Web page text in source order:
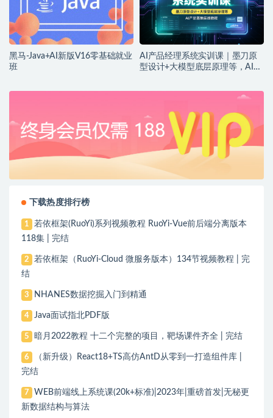
黑马-Java+AI新版V16零基础就业
班
AI产品经理系统实训课｜墨刀原
型设计+大模型底层原理等，AI产
下载热度排行榜
1
若依框架(RuoYi)系列视频教程 RuoYi-Vue前后端分离版本
118集 | 完结
2
若依框架（RuoYi-Cloud 微服务版本）134节视频教程 | 完
结
3 NHANES数据挖掘入门到精通
4 Java面试指北PDF版
5 暗月2022教程 十二个完整的项目，靶场课件齐全 | 完结
6
（新升级）React18+TS高仿AntD从零到一打造组件库 |
完结
7
WEB前端线上系统课(20k+标准)|2023年|重磅首发|无秘更
新数据结构与算法